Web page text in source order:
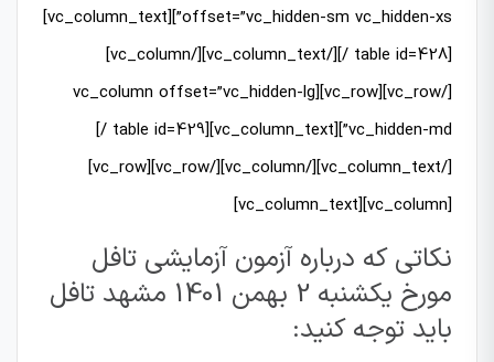
offset=”vc_hidden-sm vc_hidden-xs”][vc_column_text]
[table id=428 /][/vc_column_text][/vc_column]
[/vc_row][vc_row][vc_column offset=”vc_hidden-lg
vc_hidden-md”][vc_column_text][table id=429 /]
[/vc_column_text][/vc_column][/vc_row][vc_row]
[vc_column][vc_column_text]
نکاتی که درباره آزمون آزمایشی تافل
مورخ یکشنبه 2 بهمن 1401 مشهد تافل
باید توجه کنید: